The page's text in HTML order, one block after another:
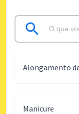
Alongamento
Manicure